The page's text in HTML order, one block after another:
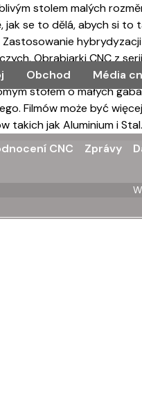
Obchod Média
stolem malých
jak se to dělá, abych si to
Obrabiarki CNC z
parametrach i
stołem o małych
Filmów może być
takich jak Aluminium i Stal.
CNC Zprávy